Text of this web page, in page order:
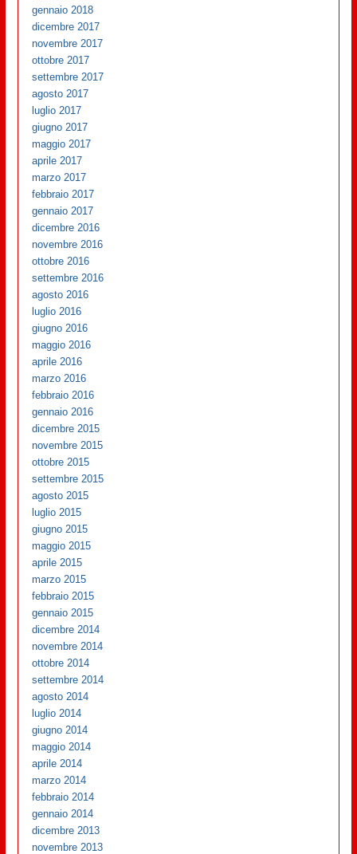
gennaio 2018
dicembre 2017
novembre 2017
ottobre 2017
settembre 2017
agosto 2017
luglio 2017
giugno 2017
maggio 2017
aprile 2017
marzo 2017
febbraio 2017
gennaio 2017
dicembre 2016
novembre 2016
ottobre 2016
settembre 2016
agosto 2016
luglio 2016
giugno 2016
maggio 2016
aprile 2016
marzo 2016
febbraio 2016
gennaio 2016
dicembre 2015
novembre 2015
ottobre 2015
settembre 2015
agosto 2015
luglio 2015
giugno 2015
maggio 2015
aprile 2015
marzo 2015
febbraio 2015
gennaio 2015
dicembre 2014
novembre 2014
ottobre 2014
settembre 2014
agosto 2014
luglio 2014
giugno 2014
maggio 2014
aprile 2014
marzo 2014
febbraio 2014
gennaio 2014
dicembre 2013
novembre 2013